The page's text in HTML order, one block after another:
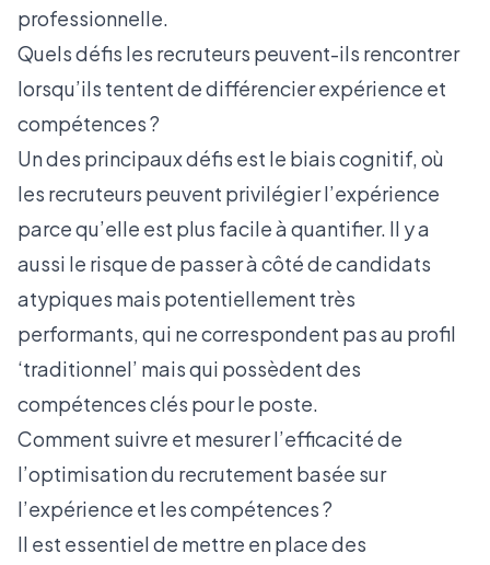
professionnelle.
Quels défis les recruteurs peuvent-ils rencontrer
lorsqu’ils tentent de différencier expérience et
compétences ?
Un des principaux défis est le biais cognitif, où
les recruteurs peuvent privilégier l’expérience
parce qu’elle est plus facile à quantifier. Il y a
aussi le risque de passer à côté de candidats
atypiques mais potentiellement très
performants, qui ne correspondent pas au profil
‘traditionnel’ mais qui possèdent des
compétences clés pour le poste.
Comment suivre et mesurer l’efficacité de
l’optimisation du recrutement basée sur
l’expérience et les compétences ?
Il est essentiel de mettre en place des